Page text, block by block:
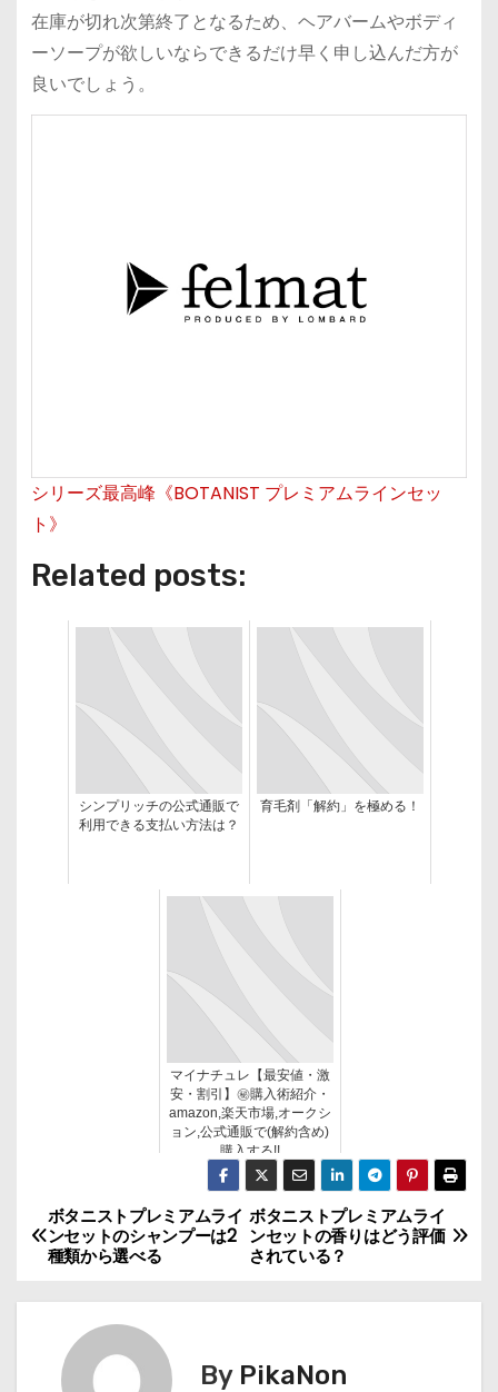
在庫が切れ次第終了となるため、ヘアバームやボディ
ーソープが欲しいならできるだけ早く申し込んだ方が
良いでしょう。
シリーズ最高峰《BOTANIST プレミアムラインセッ
ト》
Related posts:
シンプリッチの公式通販で
利用できる支払い方法は？
育毛剤「解約」を極める！
マイナチュレ【最安値・激
安・割引】㊙購入術紹介・
amazon,楽天市場,オークシ
ョン,公式通販で(解約含め)
購入する!!
投
稿
ビ
ボタニストプレミアムライ
ンセットの香りはどう評価
されている？
ボタニストプレミアムライ
ンセットのシャンプーは2
種類から選べる
By PikaNon